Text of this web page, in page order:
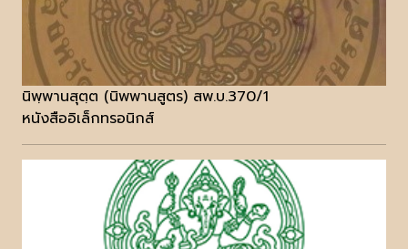
นิพฺพานสุตฺต (นิพพานสูตร) สพ.บ.370/1
หนังสืออิเล็กทรอนิกส์